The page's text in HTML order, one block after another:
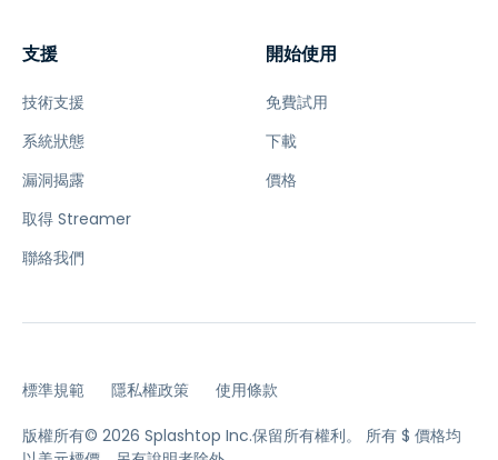
支援
技術支援
系統狀態
漏洞揭露
取得 Streamer
聯絡我們
開始使用
免費試用
下載
價格
標準規範 隱私權政策 使用條款
版權所有© 2026 Splashtop Inc.保留所有權利。
所有 $ 價格均